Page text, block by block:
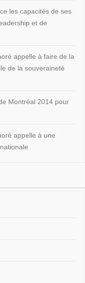
les capacités de ses
et de
appelle à faire de la
de la souveraineté
Montréal 2014 pour
appelle à une